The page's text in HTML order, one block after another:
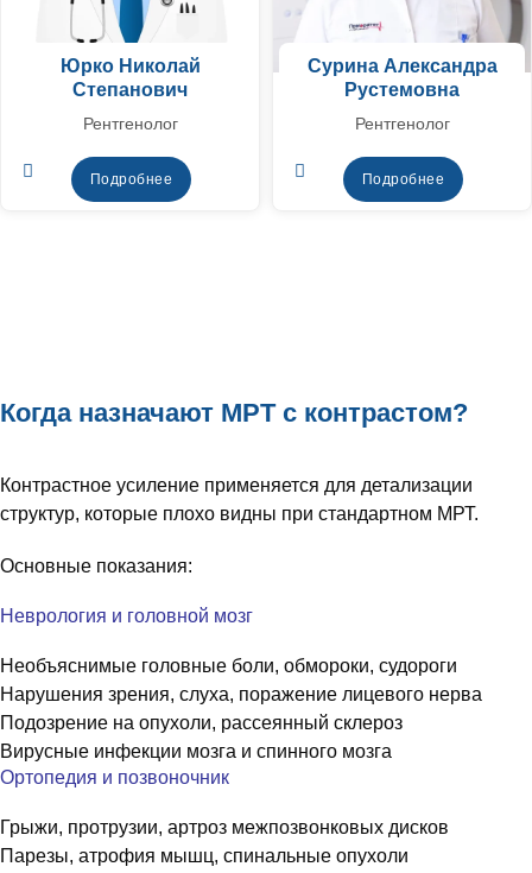
Юрко Николай
Степанович
Рентгенолог
Подробнее
Сурина Александра
Рустемовна
Рентгенолог
Подробнее
Когда назначают МРТ с контрастом?
Контрастное усиление применяется для детализации
структур, которые плохо видны при стандартном МРТ.
Основные показания:
Неврология и головной мозг
Необъяснимые головные боли, обмороки, судороги
Нарушения зрения, слуха, поражение лицевого нерва
Подозрение на опухоли, рассеянный склероз
Вирусные инфекции мозга и спинного мозга
Ортопедия и позвоночник
Грыжи, протрузии, артроз межпозвонковых дисков
Парезы, атрофия мышц, спинальные опухоли